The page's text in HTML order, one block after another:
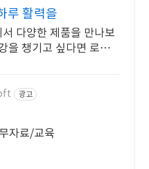
루 활력을
다양한 제품을 만나보
을 챙기고 싶다면 로켓배
광고
자료/교육